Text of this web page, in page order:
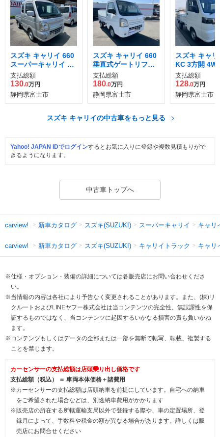
スズキ キャリイ 660
スーパーキャリイ X
3方開
支払総額
130.0万円
静岡県富士市
スズキ キャリイ 660
垂直式ゲートリフタ
ー 3方開 4WD
支払総額
180.0万円
静岡県富士市
スズキ キャ
KC 3方開
支払総額
128.0万円
静岡県富士市
スズキ キャリイの中古車をもっと見る
Yahoo! JAPAN IDでログインするとお気に入りに登録や複数見積もりがで
きるようになります。
中古車トップへ
carview! 新車カタログ スズキ(SUZUKI) スーパーキャリイ キャリ
carview! 新車カタログ スズキ(SUZUKI) キャリイトラック キャリ
※仕様・オプション・装備の詳細については各販売店にお問い合わせくださ
い。
※当情報の内容は各社により予告なく変更されることがあります。また、(株)リ
クルートおよびLINEヤフー株式会社は当コンテンツの完全性、無誤謬性を保
証するものではなく、当コンテンツに起因するいかなる損害の責も負いかね
ます。
※コンテンツもしくはデータの全部または一部を無断で転写、転載、複製する
ことを禁じます。
カーセンサーの支払総額は店頭乗り出し価格です
支払総額（税込） ＝ 車両本体価格＋諸費用
※カーセンサーの支払総額は店頭納車を前提にしています。自宅への納車
をご希望された場合などは、別途納車費用がかかります
※販売店の所在する所轄運輸支局以外で登録する際や、車の定置場所、登
録月によって、手数料や税金の額が異なる場合があります。詳しくは販
売店にお問合せください